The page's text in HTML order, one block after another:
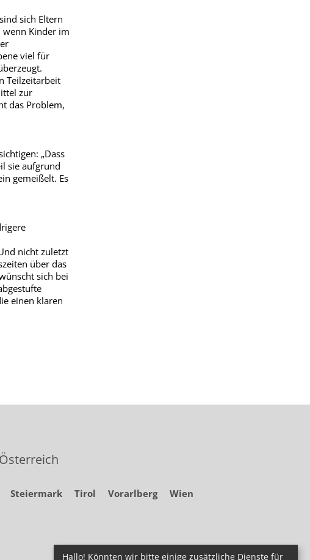
sich Eltern
Kinder im
viel für
Teilzeitarbeit
zur
das Problem,
„Dass
sie aufgrund
gemeißelt. Es
nicht zuletzt
über das
sich bei
einen klaren
Steiermark Tirol Vorarlberg Wien
Hallo! Könnten wir bitte einige zusätzliche Dienste für